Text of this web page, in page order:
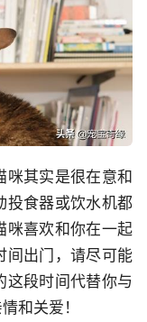
其实是很在意和
投食器或饮水机都
咪喜欢和你在一起
间出门，请尽可能
这段时间代替你与
和关爱！